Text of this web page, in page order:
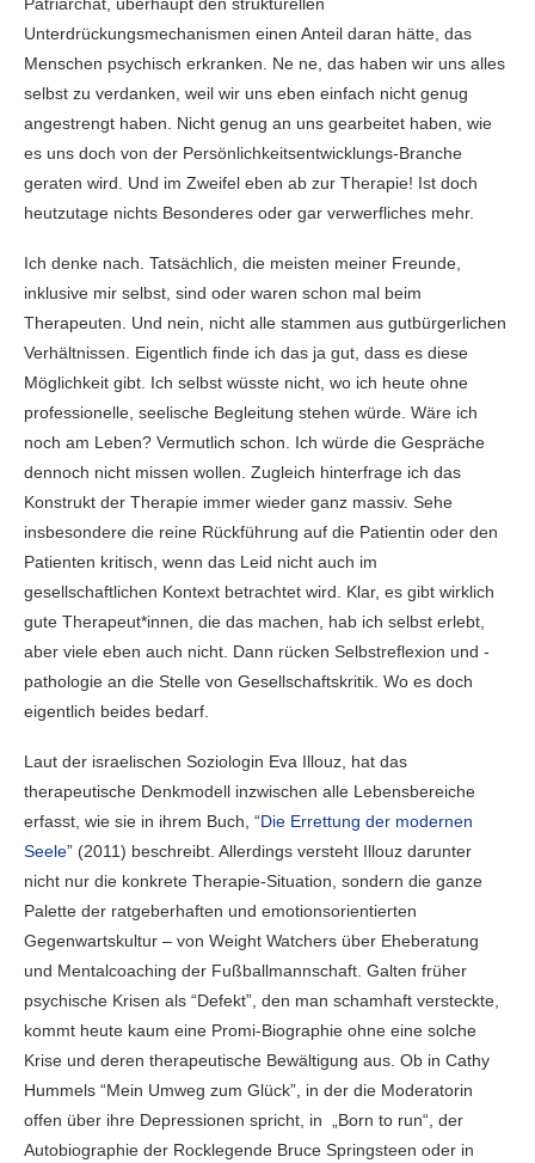
Unterdrückungsmechanismen einen Anteil daran hätte, das
Menschen psychisch erkranken. Ne ne, das haben wir uns alles
selbst zu verdanken, weil wir uns eben einfach nicht genug
angestrengt haben. Nicht genug an uns gearbeitet haben, wie
es uns doch von der Persönlichkeitsentwicklungs-Branche
geraten wird. Und im Zweifel eben ab zur Therapie! Ist doch
heutzutage nichts Besonderes oder gar verwerfliches mehr.
Ich denke nach. Tatsächlich, die meisten meiner Freunde,
inklusive mir selbst, sind oder waren schon mal beim
Therapeuten. Und nein, nicht alle stammen aus gutbürgerlichen
Verhältnissen. Eigentlich finde ich das ja gut, dass es diese
Möglichkeit gibt. Ich selbst wüsste nicht, wo ich heute ohne
professionelle, seelische Begleitung stehen würde. Wäre ich
noch am Leben? Vermutlich schon. Ich würde die Gespräche
dennoch nicht missen wollen. Zugleich hinterfrage ich das
Konstrukt der Therapie immer wieder ganz massiv. Sehe
insbesondere die reine Rückführung auf die Patientin oder den
Patienten kritisch, wenn das Leid nicht auch im
gesellschaftlichen Kontext betrachtet wird. Klar, es gibt wirklich
gute Therapeut*innen, die das machen, hab ich selbst erlebt,
aber viele eben auch nicht. Dann rücken Selbstreflexion und -
pathologie an die Stelle von Gesellschaftskritik. Wo es doch
eigentlich beides bedarf.
Laut der israelischen Soziologin Eva Illouz, hat das
therapeutische Denkmodell inzwischen alle Lebensbereiche
erfasst, wie sie in ihrem Buch, “Die Errettung der modernen
Seele” (2011) beschreibt. Allerdings versteht Illouz darunter
nicht nur die konkrete Therapie-Situation, sondern die ganze
Palette der ratgeberhaften und emotionsorientierten
Gegenwartskultur – von Weight Watchers über Eheberatung
und Mentalcoaching der Fußballmannschaft. Galten früher
psychische Krisen als “Defekt”, den man schamhaft versteckte,
kommt heute kaum eine Promi-Biographie ohne eine solche
Krise und deren therapeutische Bewältigung aus. Ob in Cathy
Hummels “Mein Umweg zum Glück”, in der die Moderatorin
offen über ihre Depressionen spricht, in „Born to run“, der
Autobiographie der Rocklegende Bruce Springsteen oder in